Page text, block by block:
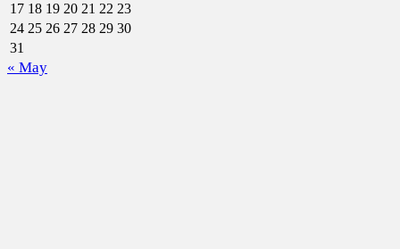
17 18 19 20 21 22 23
24 25 26 27 28 29 30
31
« May